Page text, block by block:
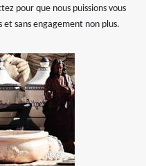
pour que nous puissions vous
sans engagement non plus.